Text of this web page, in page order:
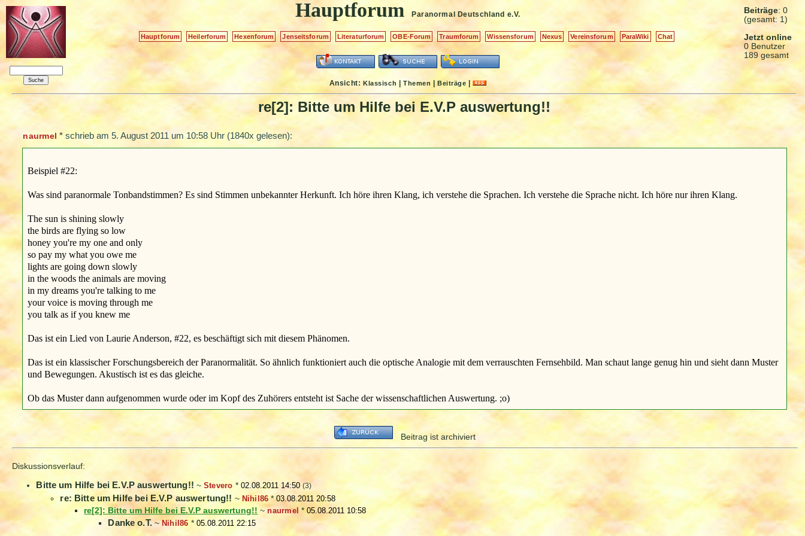
Beiträge: 0
(gesamt: 1)
Jetzt online
0 Benutzer
189 gesamt
Hauptforum Paranormal Deutschland e.V.
Hauptforum Heilerforum Hexenforum Jenseitsforum Literaturforum OBE-Forum Traumforum Wissensforum Nexus Vereinsforum ParaWiki Chat
Ansicht:Klassisch |Themen |Beiträge |
re[2]: Bitte um Hilfe bei E.V.P auswertung!!
naurmel *schrieb am5. August 2011 um 10:58 Uhr (1840x gelesen):
Beispiel #22:
Was sind paranormale Tonbandstimmen? Es sind Stimmen unbekannter Herkunft. Ich höre ihren Klang, ich verstehe die Sprachen. Ich verstehe die Sprache nicht. Ich höre nur ihren Klang.
The sun is shining slowly
the birds are flying so low
honey you're my one and only
so pay my what you owe me
lights are going down slowly
in the woods the animals are moving
in my dreams you're talking to me
your voice is moving through me
you talk as if you knew me
Das ist ein Lied von Laurie Anderson, #22, es beschäftigt sich mit diesem Phänomen.
Das ist ein klassischer Forschungsbereich der Paranormalität. So ähnlich funktioniert auch die optische Analogie mit dem verrauschten Fernsehbild. Man schaut lange genug hin und sieht dann Muster
und Bewegungen. Akustisch ist es das gleiche.
Ob das Muster dann aufgenommen wurde oder im Kopf des Zuhörers entsteht ist Sache der wissenschaftlichen Auswertung. ;o)
Beitrag ist archiviert
Diskussionsverlauf:
Bitte um Hilfe bei E.V.P auswertung!! ~ Stevero * 02.08.2011 14:50 (3)
re: Bitte um Hilfe bei E.V.P auswertung!! ~ Nihil86 *03.08.2011 20:58
re[2]: Bitte um Hilfe bei E.V.P auswertung!! ~naurmel *05.08.2011 10:58
Danke o.T.~Nihil86 * 05.08.2011 22:15